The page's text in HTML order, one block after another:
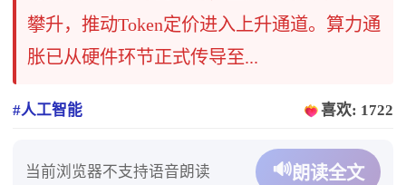
攀升，推动Token定价进入上升通道。算力通
胀已从硬件环节正式传导至...
#人工智能 喜欢: 1722
当前浏览器不支持语音朗读 🔊朗读全文